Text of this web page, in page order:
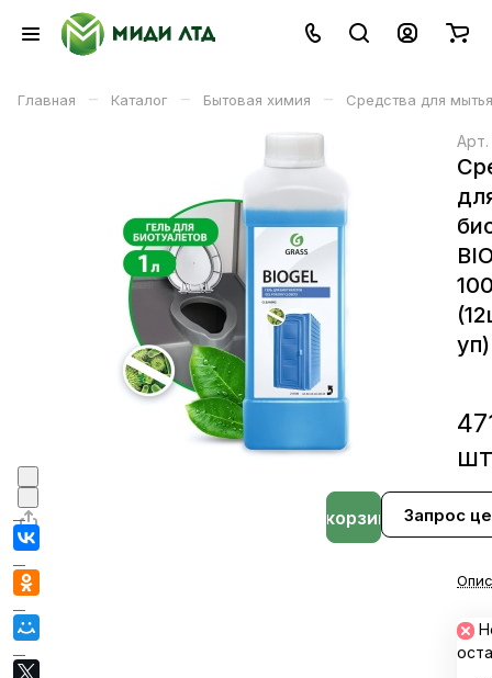
Главная – Каталог – Бытовая химия – Средства для
Арт.
уп)
шт
Запрос
В корзине